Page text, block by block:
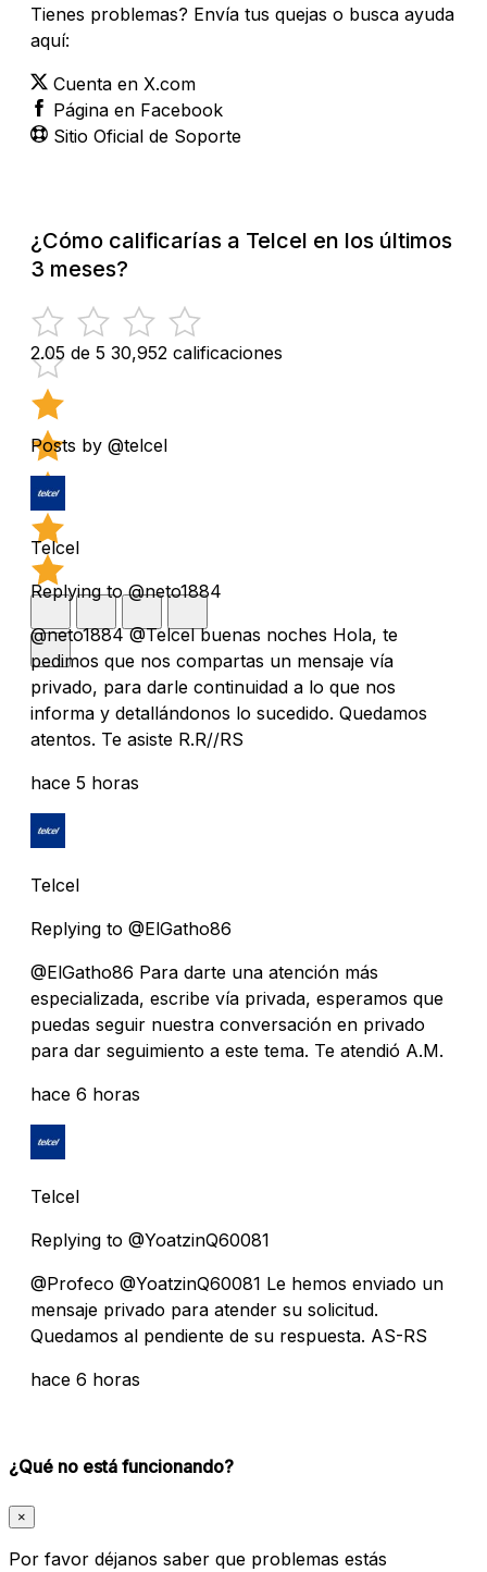
Tienes problemas? Envía tus quejas o busca ayuda
aquí:
Cuenta en X.com
Página en Facebook
Sitio Oficial de Soporte
¿Cómo calificarías a Telcel en los últimos
3 meses?
2.05 de 5 30,952 calificaciones
Posts by @telcel
Telcel
Replying to @neto1884
@neto1884 @Telcel buenas noches Hola, te
pedimos que nos compartas un mensaje vía
privado, para darle continuidad a lo que nos
informa y detallándonos lo sucedido. Quedamos
atentos. Te asiste R.R//RS
hace 5 horas
Telcel
Replying to @ElGatho86
@ElGatho86 Para darte una atención más
especializada, escribe vía privada, esperamos que
puedas seguir nuestra conversación en privado
para dar seguimiento a este tema. Te atendió A.M.
hace 6 horas
Telcel
Replying to @YoatzinQ60081
@Profeco @YoatzinQ60081 Le hemos enviado un
mensaje privado para atender su solicitud.
Quedamos al pendiente de su respuesta. AS-RS
hace 6 horas
¿Qué no está funcionando?
×
Por favor déjanos saber que problemas estás